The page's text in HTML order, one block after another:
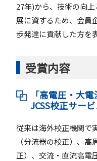
27年)から、技術の向
展に資するため、会員
歩発達に貢献した方を
受賞内容
「高電圧・大
JCSS校正サービ
従来は海外校正機関で
（分流器の校正）、
正）、交流・直流高電